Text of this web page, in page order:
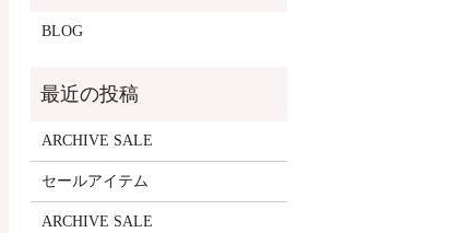
BLOG
ARCHIVE SALE
セールアイテム
ARCHIVE SALE